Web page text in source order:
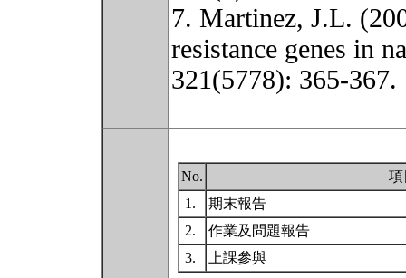
7. Martinez, J.L.
resistance genes in
321(5778): 365-367.
No.
項
1.
期末報告
2.
作業及問題報告
3.
上課參與